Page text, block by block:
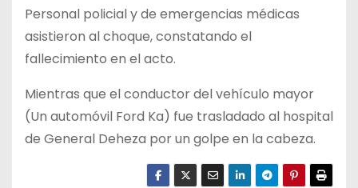
Personal policial y de emergencias médicas
asistieron al choque, constatando el
fallecimiento en el acto.
Mientras que el conductor del vehículo mayor
(Un automóvil Ford Ka) fue trasladado al hospital
de General Deheza por un golpe en la cabeza.